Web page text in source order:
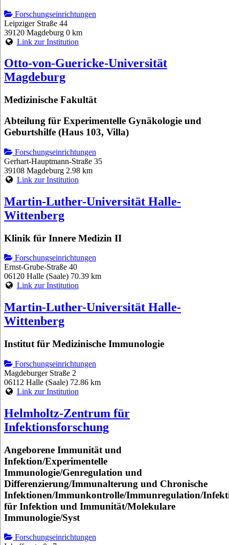
Forschungseinrichtungen
Leipziger Straße 44
39120 Magdeburg 0 km
Link zur Institution
Otto-von-Guericke-Universität
Magdeburg
Medizinische Fakultät
Abteilung für Experimentelle Gynäkologie und
Geburtshilfe (Haus 103, Villa)
Forschungseinrichtungen
Gerhart-Hauptmann-Straße 35
39108 Magdeburg 2.98 km
Link zur Institution
Martin-Luther-Universität Halle-
Wittenberg
Klinik für Innere Medizin II
Forschungseinrichtungen
Ernst-Grube-Straße 40
06120 Halle (Saale) 70.39 km
Link zur Institution
Martin-Luther-Universität Halle-
Wittenberg
Institut für Medizinische Immunologie
Forschungseinrichtungen
Magdeburger Straße 2
06112 Halle (Saale) 72.86 km
Link zur Institution
Helmholtz-Zentrum für
Infektionsforschung
Angeborene Immunität und
Infektion/Experimentelle
Immunologie/Genregulation und
Differenzierung/Immunalterung und Chronische
Infektionen/Immunkontrolle/Immunregulation/
für Infektion und Immunität/Molekulare
Immunologie/Syst
Forschungseinrichtungen